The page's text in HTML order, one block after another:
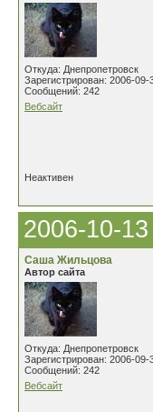
Откуда: Днепропетровск
Зарегистрирован: 2006-09-
Сообщений: 242
Вебсайт
Неактивен
2006-10-
Саша Жильцова
Автор сайта
Откуда: Днепропетровск
Зарегистрирован: 2006-09-
Сообщений: 242
Вебсайт